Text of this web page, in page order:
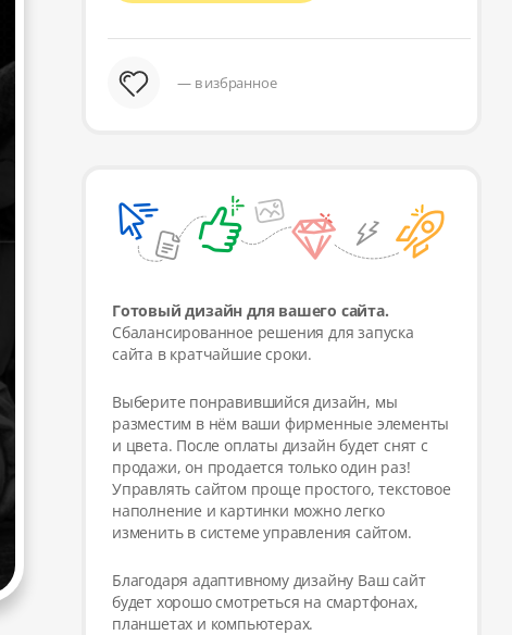
— в избранное
Готовый дизайн для вашего сайта.
Сбалансированное решения для запуска
сайта в кратчайшие сроки.
Выберите понравившийся дизайн, мы
разместим в нём ваши фирменные элементы
и цвета. После оплаты дизайн будет снят с
продажи, он продается только один раз!
Управлять сайтом проще простого, текстовое
наполнение и картинки можно легко
изменить в системе управления сайтом.
Благодаря адаптивному дизайну Ваш сайт
будет хорошо смотреться на смартфонах,
планшетах и компьютерах.